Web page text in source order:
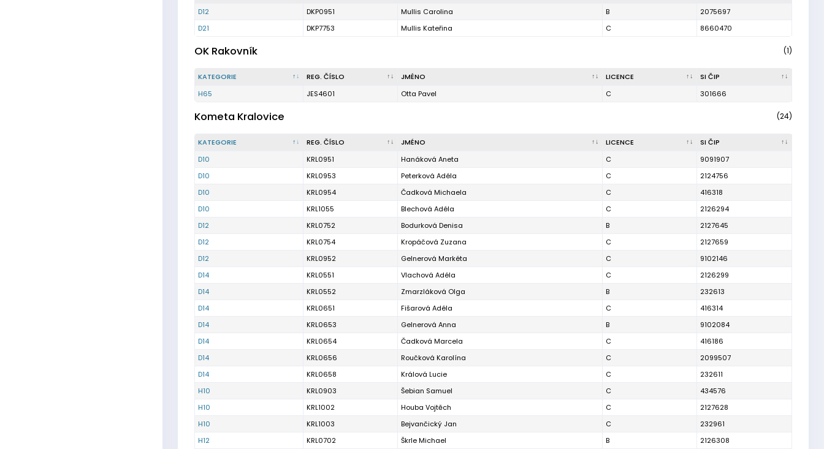
D12
DKP0951 Mullis Carolina B
2075697
D21
DKP7753 Mullis Kateřina C 8660470
OK Rakovník (1)
KATEGORIE REG. ČÍSLO JMÉNO LICENCE
SI ČIP
H65
JES4601 Otta Pavel C 301666
Kometa Kralovice (24)
KATEGORIE REG. ČÍSLO JMÉNO LICENCE
SI ČIP
D10
KRL0951 Hanáková Aneta C
9091907
D10
KRL0953 Peterková Adéla C
2124756
D10
KRL0954 Čadková Michaela C
416318
D10
KRL1055 Blechová Adéla C
2126294
D12
KRL0752 Bodurková Denisa B
2127645
D12
KRL0754 Kropáčová Zuzana C
2127659
D12
KRL0952 Gelnerová Markéta C
9102146
D14
KRL0551 Vlachová Adéla C
2126299
D14
KRL0552 Zmarzláková Olga B
232613
D14
KRL0651 Fišarová Adéla C
416314
D14
KRL0653 Gelnerová Anna B
9102084
D14
KRL0654 Čadková Marcela C
416186
D14
KRL0656 Roučková Karolína C
2099507
D14
KRL0658 Králová Lucie C
232611
H10
KRL0903 Šebian Samuel C
434576
H10
KRL1002 Houba Vojtěch C
2127628
H10
KRL1003 Bejvančický Jan C
232961
H12
KRL0702 Škrle Michael B 2126308